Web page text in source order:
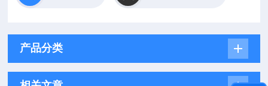
产品分类